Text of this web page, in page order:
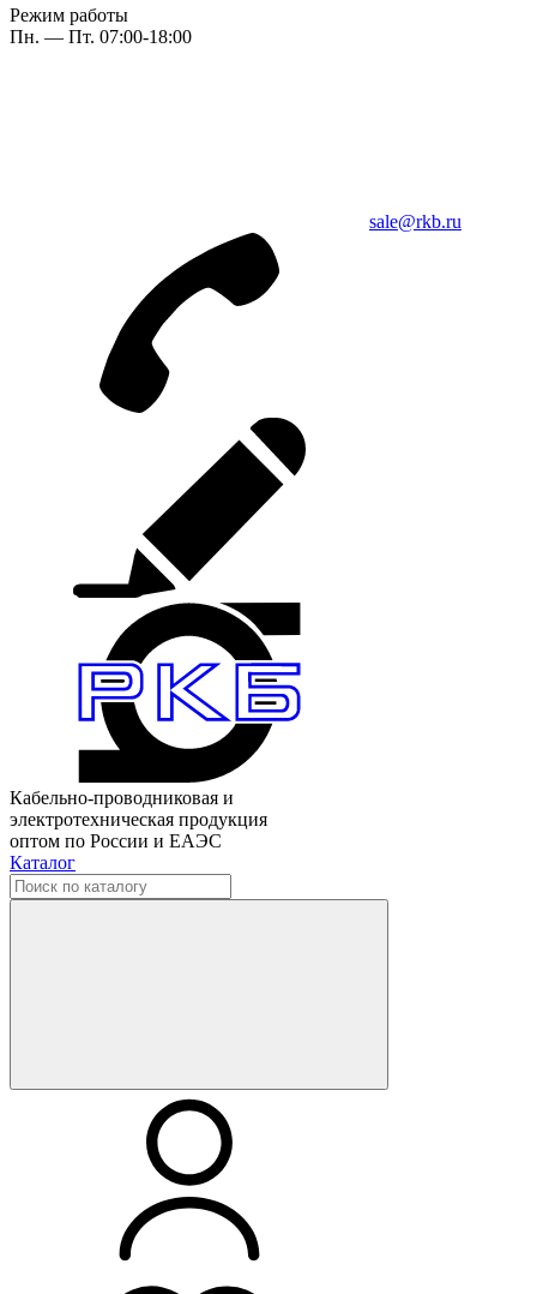
Режим работы
Пн. — Пт. 07:00-18:00
sale@rkb.ru
Кабельно-проводниковая и
электротехническая продукция
оптом по России и ЕАЭС
Каталог